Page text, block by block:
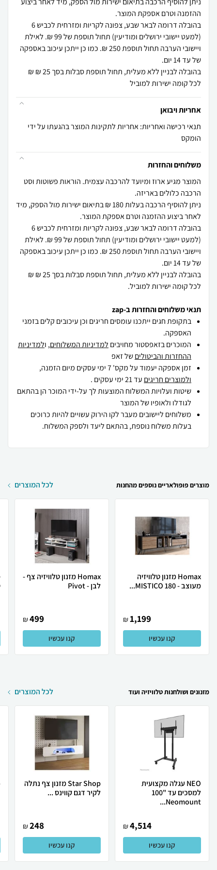
בהובלה דרומה לבאר שבע, צפונה לקריות ומזרחית לכביש 6
(למעט יישובי ירושלים ומודיעין) תחול תוספת של 99 ₪. לאילת
ויישובי הערבה תחול תוספת 250 ₪. כמו כן ייתכן עיכוב באספקה
בהובלה לבניין ללא מעלית, תחול תוספת סבלות בסך 25 ₪ ₪
לכל קומה ישירות למוביל
אחריות ויבואן
תנאי רכישה ואחריות: אחריות לתקינות המוצר בהגעתו על ידי
הומקס
משלוחים והחזרות
המוצר מגיע ארוז ומיועד להרכבה עצמית. הוראות פשוטות וסט
ניתן להוסיף הרכבה בעלות 180 ₪ בתיאום ישירות מול הספק, מיד
בהובלה דרומה לבאר שבע, צפונה לקריות ומזרחית לכביש 6
(למעט יישובי ירושלים ומודיעין) תחול תוספת של 99 ₪. לאילת
ויישובי הערבה תחול תוספת 250 ₪. כמו כן ייתכן עיכוב באספקה
בהובלה לבניין ללא מעלית, תחול תוספת סבלות בסך 25 ₪ ₪
לכל קומה ישירות למוביל.
תנאי משלוחים והחזרות ב-zap
בתקופת חגים ייתכנו עומסים חריגים וכן עיכובים קלים בזמני
האספקה.
המוכרים בזאפסטור מחויבים למדיניות המשלוחים, ולמדיניות
ההחזרות והביטוליםשל זאפ
זמן אספקה יעמוד על מקס' 7 ימי עסקים מיום הזמנה,
ולמוצרים חריגים עד 21 ימי עסקים .
שיטות ועלויות המשלוח המוצעות לך על-ידי המוכר הן בהתאם
לגודלו ולאופיו של המוצר
משלוחים ליישובים מעבר לקו הירוק עשויים להיות כרוכים
בעלות משלוח נוספת, בהתאם ליעד ולספק המשלוח.
מוצרים פופולאריים נוספים מהחנות לכל המוצרים
Homax מזנון טלוויזיה
מעוצב - MISTICO 180...
1,199
₪
קנו עכשיו
Homax מזנון טלוויזיה צף -
לבן - Pivot
499
₪
קנו עכשיו
מזנונים ושולחנות טלוויזיה ועוד לכל המוצרים
NEO עגלה מקצועית
למסכים עד "100
Neomount...
4,514
₪
קנו עכשיו
Star Shop מזנון צף נתלה
לקיר דגם קווינס ...
248
₪
קנו עכשיו